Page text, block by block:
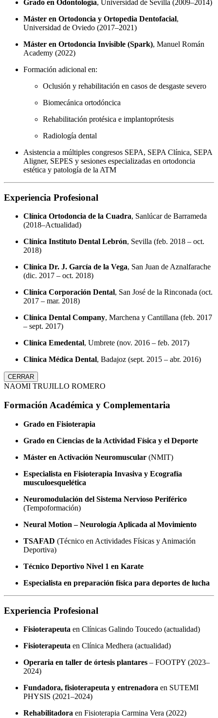
Grado en Odontología, Universidad de Sevilla (2009–2014)
Máster en Ortodoncia y Ortopedia Dentofacial,
Universidad de Oviedo (2017–2021)
Máster en Ortodoncia Invisible (Spark), Manuel Román
Academy (2022)
Formación adicional en:
Oclusión y rehabilitación en casos de desgaste severo
Biomecánica ortodóncica
Rehabilitación protésica e implantoprótesis
Radiología dental
Asistencia a múltiples congresos SEPA, SEPA Clínica, SEPA
Aligner, SEPES y sesiones especializadas en ortodoncia
estética y patología de la ATM
Experiencia Profesional
Clínica Ortodoncia de la Cuadra, Sanlúcar de Barrameda
(2018–Actualidad)
Clínica Instituto Dental Lebrón, Sevilla (feb. 2018 – oct.
2018)
Clínica Dr. J. García de la Vega, San Juan de Aznalfarache
(dic. 2017 – oct. 2018)
Clínica Corporación Dental, San José de la Rinconada (oct.
2017 – mar. 2018)
Clínica Dental Company, Marchena y Cantillana (feb. 2017
– sept. 2017)
Clínica Emedental, Umbrete (nov. 2016 – feb. 2017)
Clínica Médica Dental, Badajoz (sept. 2015 – abr. 2016)
CERRAR
NAOMI TRUJILLO ROMERO
Formación Académica y Complementaria
Grado en Fisioterapia
Grado en Ciencias de la Actividad Física y el Deporte
Máster en Activación Neuromuscular (NMIT)
Especialista en Fisioterapia Invasiva y Ecografía
musculoesquelética
Neuromodulación del Sistema Nervioso Periférico
(Tempoformación)
Neural Motion – Neurología Aplicada al Movimiento
TSAFAD (Técnico en Actividades Físicas y Animación
Deportiva)
Técnico Deportivo Nivel 1 en Karate
Especialista en preparación física para deportes de lucha
Experiencia Profesional
Fisioterapeuta en Clínicas Galindo Toucedo (actualidad)
Fisioterapeuta en Clínica Medhera (actualidad)
Operaria en taller de órtesis plantares – FOOTPY (2023–
2024)
Fundadora, fisioterapeuta y entrenadora en SUTEMI
PHYSIS (2021–2024)
Rehabilitadora en Fisioterapia Carmina Vera (2022)